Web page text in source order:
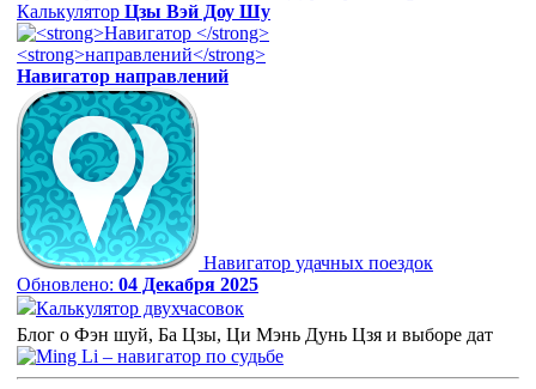
Калькулятор Цзы Вэй Доу Шу
Навигатор направлений
Навигатор удачных поездок
Обновлено: 04 Декабря 2025
Калькулятор двухчасовок
Блог о Фэн шуй, Ба Цзы, Ци Мэнь Дунь Цзя и выборе дат